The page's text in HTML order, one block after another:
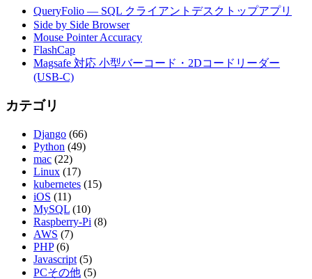
QueryFolio — SQL クライアントデスクトップアプリ
Side by Side Browser
Mouse Pointer Accuracy
FlashCap
Magsafe 対応 小型バーコード・2Dコードリーダー
(USB-C)
カテゴリ
Django (66)
Python (49)
mac (22)
Linux (17)
kubernetes (15)
iOS (11)
MySQL (10)
Raspberry-Pi (8)
AWS (7)
PHP (6)
Javascript (5)
PCその他 (5)